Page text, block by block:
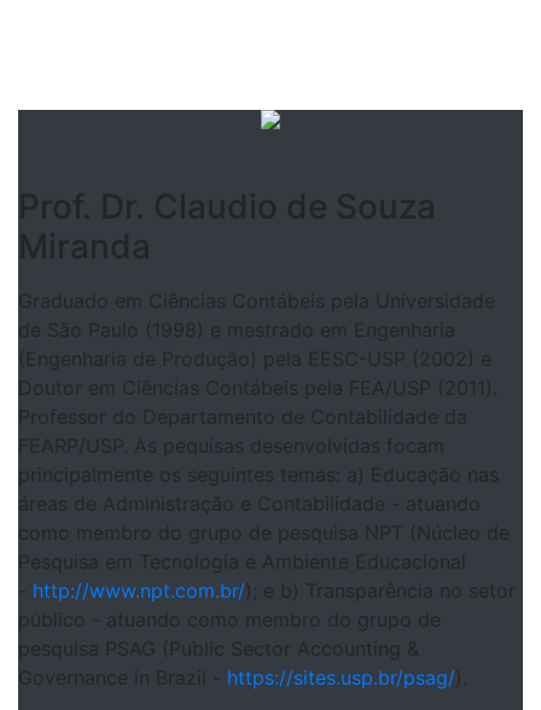
Prof. Dr. Claudio de Souza
Miranda
Graduado em Ciências Contábeis pela Universidade
de São Paulo (1998) e mestrado em Engenharia
(Engenharia de Produção) pela EESC-USP (2002) e
Doutor em Ciências Contábeis pela FEA/USP (2011).
Professor do Departamento de Contabilidade da
FEARP/USP. As pequisas desenvolvidas focam
principalmente os seguintes temas: a) Educação nas
áreas de Administração e Contabilidade - atuando
como membro do grupo de pesquisa NPT (Núcleo de
Pesquisa em Tecnologia e Ambiente Educacional
http://www.npt.com.br/ ); e b) Transparência no setor
público - atuando como membro do grupo de
pesquisa PSAG (Public Sector Accounting &
Governance in Brazil - https://sites.usp.br/psag/